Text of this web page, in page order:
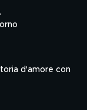
d'amore con